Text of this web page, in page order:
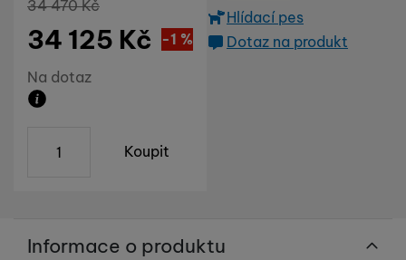
Dostupnost
Na dotaz
Původní cena
34 470Kč
Sleva
345 Kč
(
-1 %
34 125 Kč
Koupit
Hlídací pes
Dotaz na produkt
Informace o produktu